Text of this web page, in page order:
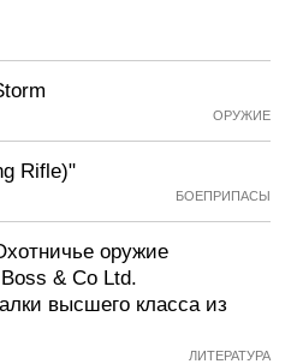
ОРУЖИЕ
Rifle)"
БОЕПРИПАСЫ
оружие
& Co Ltd.
высшего класса из
ЛИТЕРАТУРА